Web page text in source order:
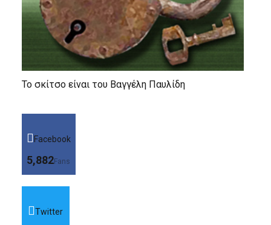
Το σκίτσο είναι του Βαγγέλη Παυλίδη
Facebook
5,882Fans
Twitter